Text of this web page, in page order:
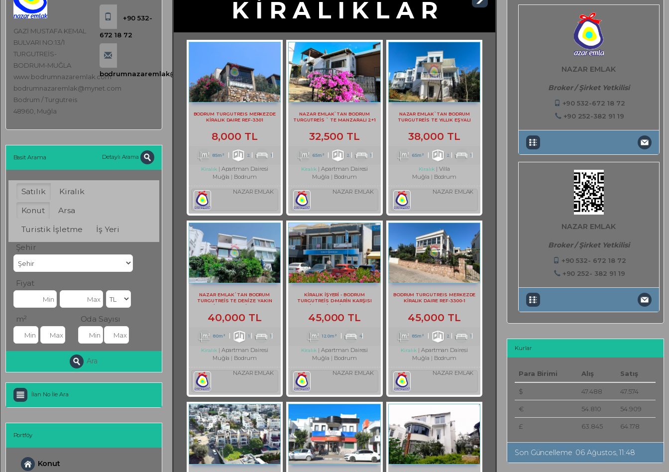
GAZİ MUSTAFA KEMAL
BULVARI NO:13/1
TURGUTREİS-
BODRUM-MUĞLA
www.bodrumnazaremlak.com
bodrumnazaremlak@mynet.com
Bodrum / Turgutreis
48960, Muğla
+90 532-
672 18 72
bodrumnazaremlak@mynet.com
Basit Arama Detaylı Arama
Satılık
Kiralık
Konut
Arsa
Turistik İşletme
İş Yeri
Şehir
Fiyat
m² Oda Sayısı
Ara
İlan No İle Ara
Portföy
Konut
K İ R A L I K L A R
BODRUM TURGUTREIS MERKEZDE
KİRALIK DAIRE REF-3301
8,000 TL
85m² 2 1
Kiralık
Apartman Dairesi
Muğla
Bodrum
NAZAR EMLAK
NAZAR EMLAK`TAN BODRUM
TURGUTREİS ` TE MANZARALI 2+1
32,500 TL
65m² 2 1
Kiralık
Apartman Dairesi
Muğla
Bodrum
NAZAR EMLAK
NAZAR EMLAK`TAN BODRUM
TURGUTREİS TE YILLIK EŞYALI
38,000 TL
65m² 2 1
Kiralık
Villa
Muğla
Bodrum
NAZAR EMLAK
NAZAR EMLAK`TAN BODRUM
TURGUTREİS TE DENİZE YAKIN
EŞYALI KİRALIK 1+1 DAİRE REF-2983
40,000 TL
80m² 1 1
Kiralık
Apartman Dairesi
Muğla
Bodrum
NAZAR EMLAK
KİRALIK İŞYERİ - BODRUM
TURGUTREİS D-MARİN KARŞISI
KİRALIK İŞYERİ REF-3131
45,000 TL
120m² 4
Kiralık
Apartman Dairesi
Muğla
Bodrum
NAZAR EMLAK
BODRUM TURGUTREIS MERKEZDE
KİRALIK DAIRE REF-3300-1
45,000 TL
85m² 2 1
Kiralık
Apartman Dairesi
Muğla
Bodrum
NAZAR EMLAK
NAZAR EMLAK
Broker / Şirket Yetkilisi
+90 532-672 18 72
+90 252-382 91 19
NAZAR EMLAK
Broker / Şirket Yetkilisi
+90 532- 672 18 72
+90 252- 382 91 19
Kurlar
Para Birimi Alış Satış
$ 47.488 47.574
€ 54.810 54.909
£ 63.845 64.178
Son Güncelleme 06 Ağustos, 11:48